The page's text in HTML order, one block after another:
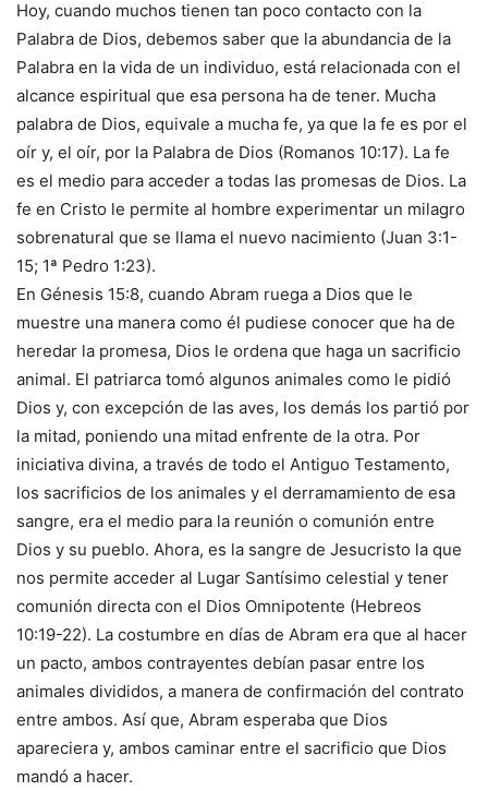
Hoy, cuando muchos tienen tan poco contacto con la
Palabra de Dios, debemos saber que la abundancia de la
Palabra en la vida de un individuo, está relacionada con el
alcance espiritual que esa persona ha de tener. Mucha
palabra de Dios, equivale a mucha fe, ya que la fe es por el
oír y, el oír, por la Palabra de Dios (Romanos 10:17). La fe
es el medio para acceder a todas las promesas de Dios. La
fe en Cristo le permite al hombre experimentar un milagro
sobrenatural que se llama el nuevo nacimiento (Juan 3:1-
15; 1ª Pedro 1:23).
En Génesis 15:8, cuando Abram ruega a Dios que le
muestre una manera como él pudiese conocer que ha de
heredar la promesa, Dios le ordena que haga un sacrificio
animal. El patriarca tomó algunos animales como le pidió
Dios y, con excepción de las aves, los demás los partió por
la mitad, poniendo una mitad enfrente de la otra. Por
iniciativa divina, a través de todo el Antiguo Testamento,
los sacrificios de los animales y el derramamiento de esa
sangre, era el medio para la reunión o comunión entre
Dios y su pueblo. Ahora, es la sangre de Jesucristo la que
nos permite acceder al Lugar Santísimo celestial y tener
comunión directa con el Dios Omnipotente (Hebreos
10:19-22). La costumbre en días de Abram era que al hacer
un pacto, ambos contrayentes debían pasar entre los
animales divididos, a manera de confirmación del contrato
entre ambos. Así que, Abram esperaba que Dios
apareciera y, ambos caminar entre el sacrificio que Dios
mandó a hacer.